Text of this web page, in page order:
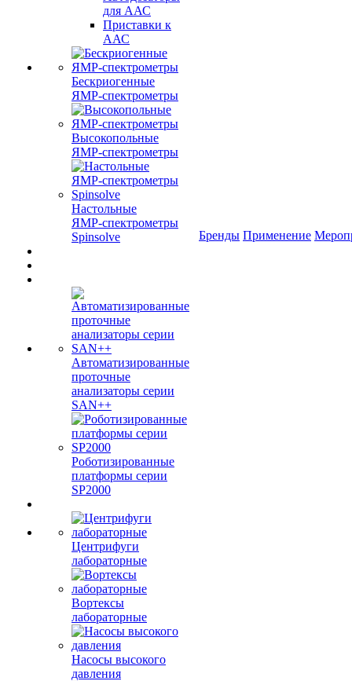
для ААС
Приставки к
ААС
Бескриогенные
ЯМР‑спектрометры
Высокопольные
ЯМР‑спектрометры
Настольные
ЯМР‑спектрометры
Spinsolve
Автоматизированные
проточные
анализаторы серии
SAN++
Роботизированные
платформы серии
SP2000
Центрифуги
лабораторные
Вортексы
лабораторные
Насосы высокого
давления
Бренды Применение